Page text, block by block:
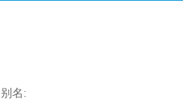
别名: